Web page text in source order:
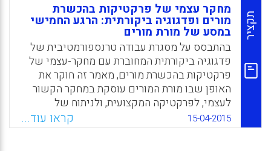
תקציר
מחקר עצמי של פרקטיקות בהכשרת
מורים ופדגוגיה ביקורתית: הרגע החמישי
במסע של מורת מורים
בהתבסס על מסגרת עבודה טרנספורמטיבית של
פדגוגיה ביקורתית המחוברת עם מחקר-עצמי של
פרקטיקות בהכשרת מורים, מאמר זה חוקר את
האופן שבו מורת המורים עוסקת במחקר הקשור
לעצמי, לפרקטיקה המקצועית, ולניתוח של
המתחים המקיפים את הדיכוי ואת השונות
(Ragoonaden, Karen, 2015).
15-04-2015 קראו עוד...